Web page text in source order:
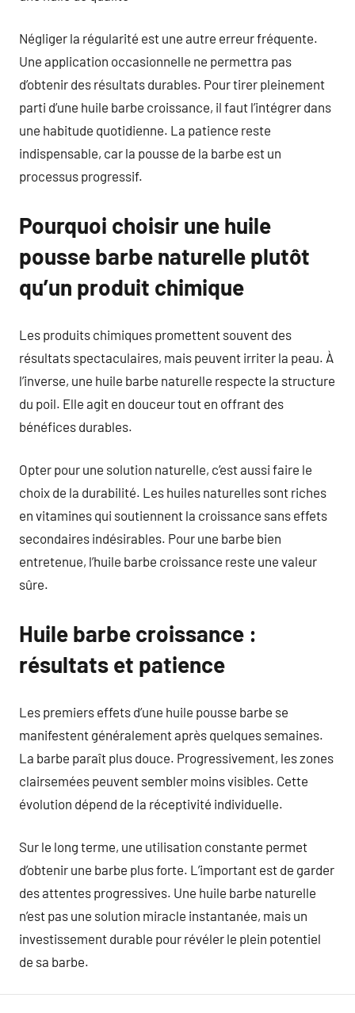
Négliger la régularité est une autre erreur fréquente.
Une application occasionnelle ne permettra pas
d’obtenir des résultats durables. Pour tirer pleinement
parti d’une huile barbe croissance, il faut l’intégrer dans
une habitude quotidienne. La patience reste
indispensable, car la pousse de la barbe est un
processus progressif.
Pourquoi choisir une huile
pousse barbe naturelle plutôt
qu’un produit chimique
Les produits chimiques promettent souvent des
résultats spectaculaires, mais peuvent irriter la peau. À
l’inverse, une huile barbe naturelle respecte la structure
du poil. Elle agit en douceur tout en offrant des
bénéfices durables.
Opter pour une solution naturelle, c’est aussi faire le
choix de la durabilité. Les huiles naturelles sont riches
en vitamines qui soutiennent la croissance sans effets
secondaires indésirables. Pour une barbe bien
entretenue, l’huile barbe croissance reste une valeur
sûre.
Huile barbe croissance :
résultats et patience
Les premiers effets d’une huile pousse barbe se
manifestent généralement après quelques semaines.
La barbe paraît plus douce. Progressivement, les zones
clairsemées peuvent sembler moins visibles. Cette
évolution dépend de la réceptivité individuelle.
Sur le long terme, une utilisation constante permet
d’obtenir une barbe plus forte. L’important est de garder
des attentes progressives. Une huile barbe naturelle
n’est pas une solution miracle instantanée, mais un
investissement durable pour révéler le plein potentiel
de sa barbe.